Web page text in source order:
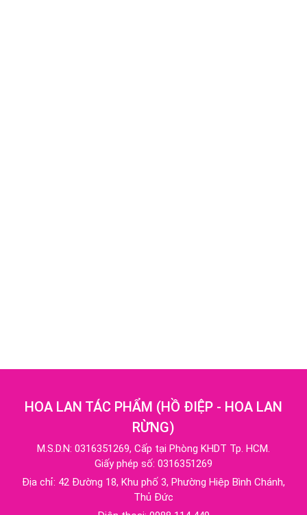
HOA LAN TÁC PHẨM (HỒ ĐIỆP - HOA LAN
RỪNG)
M.S.D.N: 0316351269, Cấp tại Phòng KHDT Tp. HCM.
Giấy phép số: 0316351269
Địa chỉ: 42 Đường 18, Khu phố 3, Phường Hiệp Bình Chánh,
Thủ Đức